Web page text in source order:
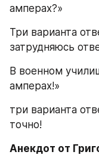
амперах?»
Три варианта
затрудняюсь
В военном
амперах!»
три варианта
точно!
Анекдот от